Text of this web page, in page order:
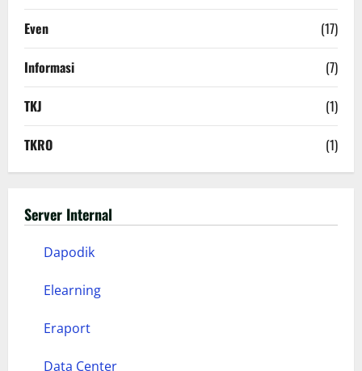
Even
(17)
Informasi
(7)
TKJ
(1)
TKRO
(1)
Server Internal
Dapodik
Elearning
Eraport
Data Center